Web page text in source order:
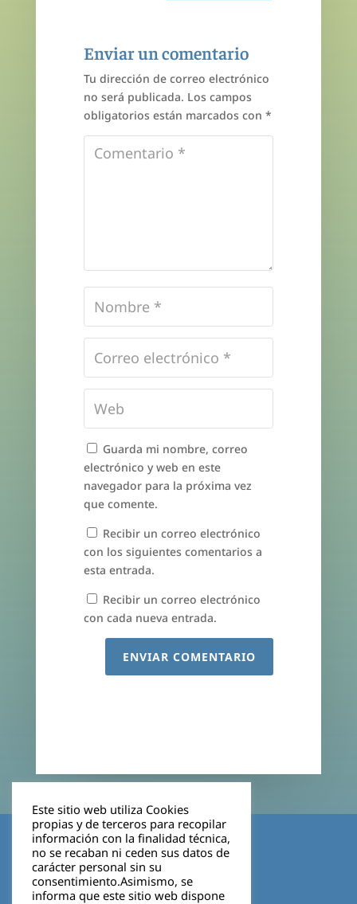
Enviar un comentario
Tu dirección de correo electrónico
no será publicada. Los campos
obligatorios están marcados con *
Guarda mi nombre, correo
electrónico y web en este
navegador para la próxima vez
que comente.
Recibir un correo electrónico
con los siguientes comentarios a
esta entrada.
Recibir un correo electrónico
con cada nueva entrada.
ENVIAR COMENTARIO
Aviso legal
Política de privacidad
Este sitio web utiliza Cookies
propias y de terceros para recopilar
información con la finalidad técnica,
no se recaban ni ceden sus datos de
carácter personal sin su
consentimiento.Asimismo, se
informa que este sitio web dispone